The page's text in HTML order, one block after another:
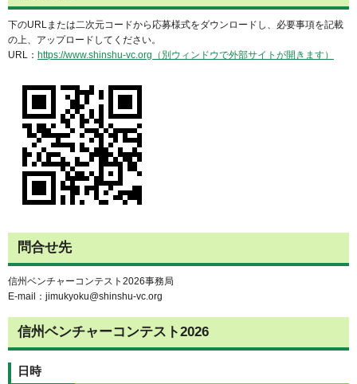
下のURLまたは二次元コードから応募様式をダウンロードし、必要事項を記載
の上、アップロードしてください。
URL： https://www.shinshu-vc.org（別ウィンドウで外部サイトが開きます）
問合せ先
信州ベンチャーコンテスト2026事務局
E-mail：jimukyoku@shinshu-vc.org
信州ベンチャーコンテスト2026
日時